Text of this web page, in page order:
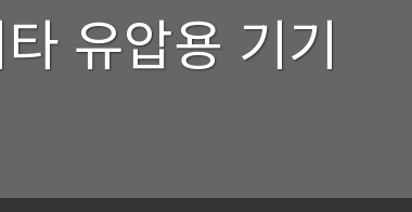
유압용 기기